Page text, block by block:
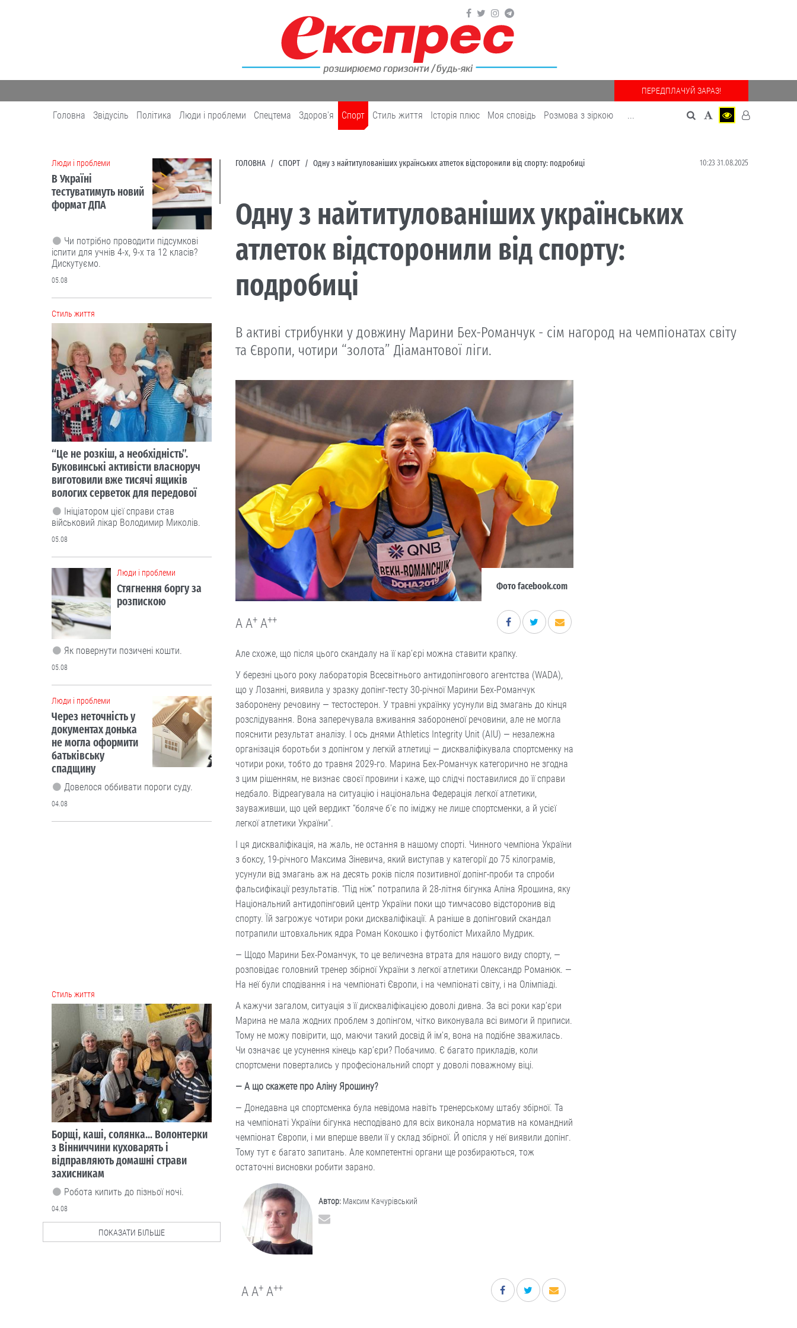
ПЕРЕДПЛАЧУЙ ЗАРАЗ!
Головна Звідусіль Політика Люди і проблеми Спецтема Здоров'я Cпорт Cтиль життя Історія плюс Моя сповідь Розмова з зіркою ...
ГОЛОВНА CПОРТ Одну з найтитулованіших українських атлеток відсторонили від спорту: подробиці 10:23 31.08.2025
Одну з найтитулованіших українських
атлеток відсторонили від спорту:
подробиці
В активі стрибунки у довжину Марини Бех-Романчук - сім нагород на чемпіонатах світу
та Європи, чотири “золота” Діамантової ліги.
Фото facebook.com
A A+ A++
Але схоже, що після цього скандалу на її кар’єрі можна ставити крапку.
У березні цього року лабораторія Всесвітнього антидопінгового агентства (WADA),
що у Лозанні, виявила у зразку допінг-тесту 30-річної Марини Бех-Романчук
заборонену речовину — тестостерон. У травні українку усунули від змагань до кінця
розслідування. Вона заперечувала вживання забороненої речовини, але не могла
пояснити результат аналізу. І ось днями Athletics Integrity Unit (AIU) — незалежна
організація боротьби з допінгом у легкій атлетиці — дискваліфікувала спортсменку на
чотири роки, тобто до травня 2029-го. Марина Бех-Романчук категорично не згодна
з цим рішенням, не визнає своєї провини і каже, що слідчі поставилися до її справи
недбало. Відреагувала на ситуацію і національна Федерація легкої атлетики,
зауваживши, що цей вердикт “боляче б’є по іміджу не лише спортсменки, а й усієї
легкої атлетики України”.
І ця дискваліфікація, на жаль, не остання в нашому спорті. Чинного чемпіона України
з боксу, 19-річного Максима Зіневича, який виступав у категорії до 75 кілограмів,
усунули від змагань аж на десять років після позитивної допінг-проби та спроби
фальсифікації результатів. “Під ніж” потрапила й 28-літня бігунка Аліна Ярошина, яку
Національний антидопінговий центр України поки що тимчасово відсторонив від
спорту. Їй загрожує чотири роки дискваліфікації. А раніше в допінговий скандал
потрапили штовхальник ядра Роман Кокошко і футболіст Михайло Мудрик.
— Щодо Марини Бех-Романчук, то це величезна втрата для нашого виду спорту, —
розповідає головний тренер збірної України з легкої атлетики Олександр Романюк. —
На неї були сподівання і на чемпіонаті Європи, і на чемпіонаті світу, і на Олімпіаді.
А кажучи загалом, ситуація з її дискваліфікацією доволі дивна. За всі роки кар’єри
Марина не мала жодних проблем з допінгом, чітко виконувала всі вимоги й приписи.
Тому не можу повірити, що, маючи такий досвід й ім’я, вона на подібне зважилась.
Чи означає це усунення кінець кар’єри? Побачимо. Є багато прикладів, коли
спортсмени повертались у професіональний спорт у доволі поважному віці.
— А що скажете про Аліну Ярошину?
— Донедавна ця спортсменка була невідома навіть тренерському штабу збірної. Та
на чемпіонаті України бігунка несподівано для всіх виконала норматив на командний
чемпіо­нат Європи, і ми вперше ввели її у склад збірної. Й опісля у неї виявили допінг.
Тому тут є багато запитань. Але компетентні органи ще розбираються, тож
остаточні виснов­ки робити зарано.
Автор: Максим Качурівський
A A+ A++
Люди і проблеми
В Україні
тестуватимуть новий
формат ДПА
Чи потрібно проводити підсумкові
іспити для учнів 4-х, 9-х та 12 класів?
Дискутуємо.
05.08
Cтиль життя
“Це не розкіш, а необхідність”.
Буковинські активісти власноруч
виготовили вже тисячі ящиків
вологих серветок для передової
Ініціатором цієї справи став
військовий лікар Володимир Миколів.
05.08
Люди і проблеми
Стягнення боргу за
розпискою
Як повернути позичені кошти.
05.08
Люди і проблеми
Через неточність у
документах донька
не могла оформити
батьківську
спадщину
Довелося оббивати пороги суду.
04.08
з Вінниччини куховарять і
відправляють домашні страви
захисникам
Робота кипить до пізньої ночі.
04.08
Cтиль життя
Із Кентуккі — до
Чорткова:
дивовижна історія
67-річного
американця, який
допомагає ЗСУ
Чортків” волонтерить Клей Роджерс,
громадянин США.
03.08
ПОКАЗАТИ БІЛЬШЕ